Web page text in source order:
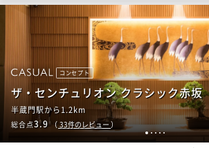
12345
コンセプト
ザ・センチュリオン クラシック赤坂
半蔵門駅から1.2km
総合点3.9（ 33件のレビュー ）